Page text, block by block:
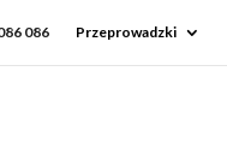
086 Przeprowadzki